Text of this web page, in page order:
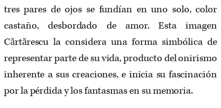
tres pares de ojos se fundían en uno solo, color
castaño, desbordado de amor. Esta imagen
Cărtărescu la considera una forma simbólica de
representar parte de su vida, producto del onirismo
inherente a sus creaciones, e inicia su fascinación
por la pérdida y los fantasmas en su memoria.